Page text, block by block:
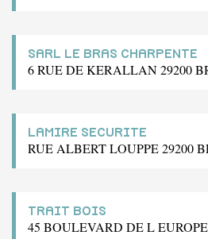
SARL LE BRAS CHARPENTE
6 RUE DE KERALLAN 29200
LAMIRE SECURITE
RUE ALBERT LOUPPE 29200
TRAIT BOIS
45 BOULEVARD DE L